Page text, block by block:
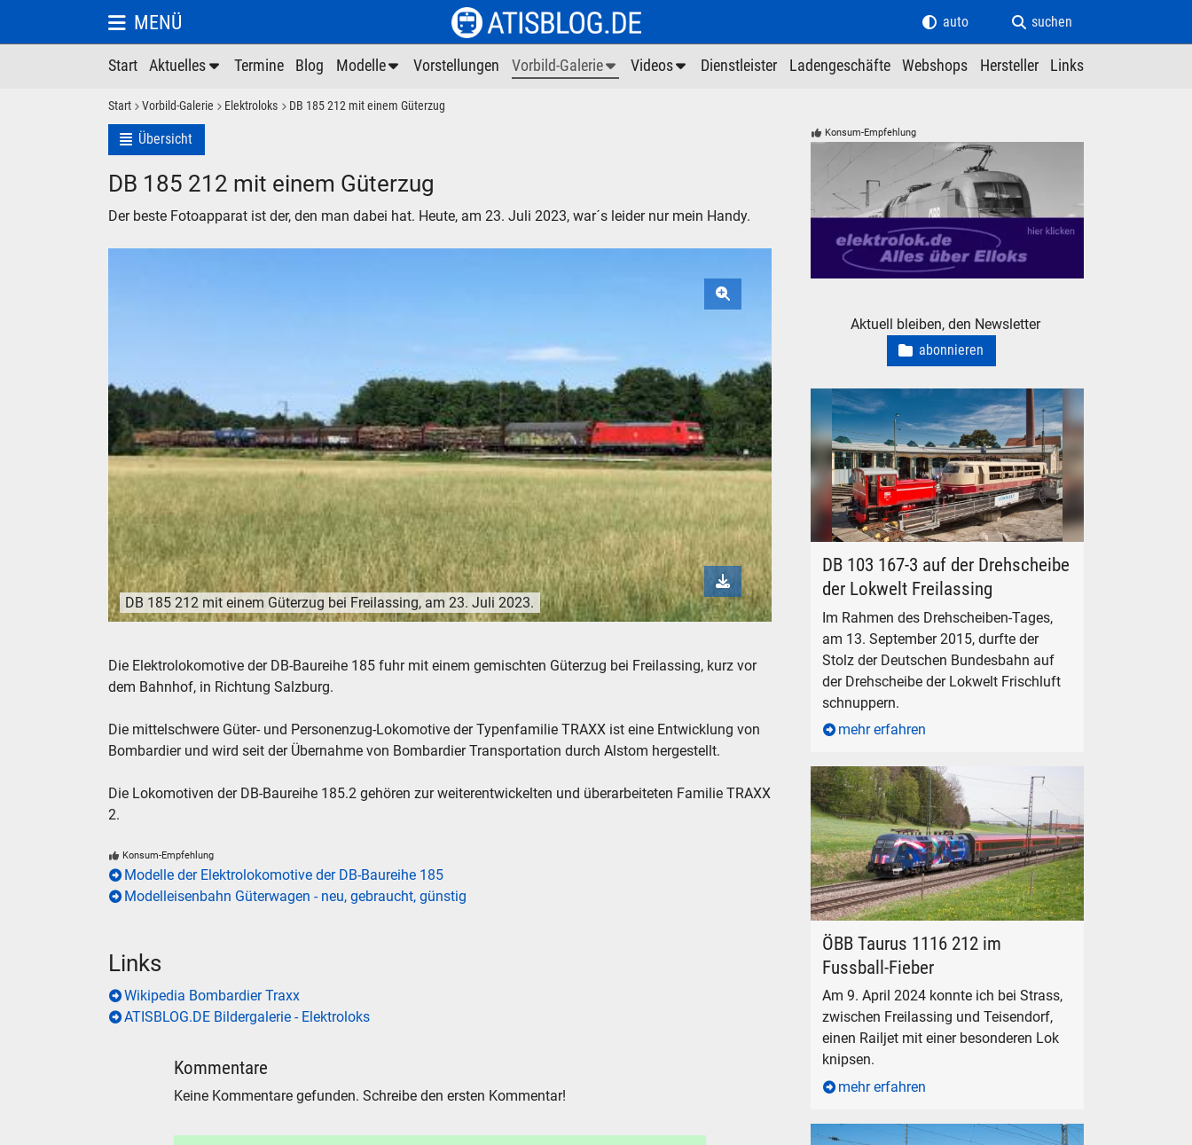
Start Aktuelles Termine Blog Modelle Vorstellungen Vorbild-Galerie Videos Dienstleister Ladengeschäfte Webshops Hersteller Links
MENÜ suchen
auto
Start Vorbild-Galerie Elektroloks DB 185 212 mit einem Güterzug
Übersicht
DB 185 212 mit einem Güterzug
Der beste Fotoapparat ist der, den man dabei hat. Heute, am 23. Juli 2023, war´s leider nur mein Handy.
DB 185 212 mit einem Güterzug bei Freilassing, am 23. Juli 2023.
Die Elektrolokomotive der DB-Baureihe 185 fuhr mit einem gemischten Güterzug bei Freilassing, kurz vor
dem Bahnhof, in Richtung Salzburg.
Die mittelschwere Güter- und Personenzug-Lokomotive der Typenfamilie TRAXX ist eine Entwicklung von
Bombardier und wird seit der Übernahme von Bombardier Transportation durch Alstom hergestellt.
Die Lokomotiven der DB-Baureihe 185.2 gehören zur weiterentwickelten und überarbeiteten Familie TRAXX
2.
Konsum-Empfehlung
Modelle der Elektrolokomotive der DB-Baureihe 185
Modelleisenbahn Güterwagen - neu, gebraucht, günstig
Links
Wikipedia Bombardier Traxx
ATISBLOG.DE Bildergalerie - Elektroloks
Kommentare
Keine Kommentare gefunden. Schreibe den ersten Kommentar!
Konsum-Empfehlung
Aktuell bleiben, den Newsletter
abonnieren
DB 103 167-3 auf der Drehscheibe
der Lokwelt Freilassing
Im Rahmen des Drehscheiben-Tages,
am 13. September 2015, durfte der
Stolz der Deutschen Bundesbahn auf
der Drehscheibe der Lokwelt Frischluft
schnuppern.
mehr erfahren
ÖBB Taurus 1116 212 im
Fussball-Fieber
Am 9. April 2024 konnte ich bei Strass,
zwischen Freilassing und Teisendorf,
einen Railjet mit einer besonderen Lok
knipsen.
mehr erfahren